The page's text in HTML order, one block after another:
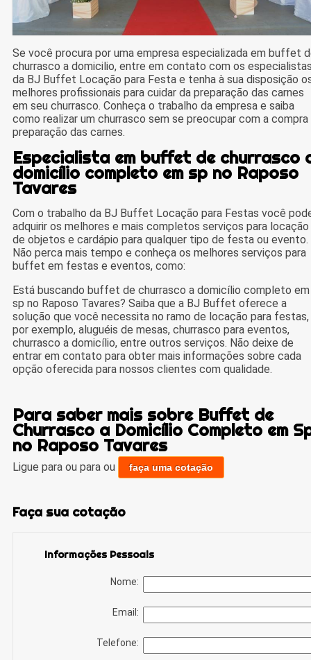
Se você procura por uma empresa especializada em buffet
churrasco a domicilio, entre em contato com os
da BJ Buffet Locação para Festa e tenha à sua disposição
melhores profissionais para cuidar da preparação das carnes
em seu churrasco. Conheça o trabalho da empresa e saiba
como realizar um churrasco sem se preocupar com a compra
preparação das carnes.
Especialista em buffet de churrasco
domicílio completo em sp no Raposo
Tavares
Com o trabalho da BJ Buffet Locação para Festas você
adquirir os melhores e mais completos serviços para locação
de objetos e cardápio para qualquer tipo de festa ou evento.
Não perca mais tempo e conheça os melhores serviços para
buffet em festas e eventos, como:
Está buscando buffet de churrasco a domicílio completo em
sp no Raposo Tavares? Saiba que a BJ Buffet oferece a
solução que você necessita no ramo de locação para festas,
por exemplo, aluguéis de mesas, churrasco para eventos,
churrasco a domicílio, entre outros serviços. Não deixe de
entrar em contato para obter mais informações sobre cada
opção oferecida para nossos clientes com qualidade.
Para saber mais sobre Buffet de
Churrasco a Domicílio Completo em
no Raposo Tavares
Ligue para ou para ou faça uma cotação
Faça sua cotação
Informações Pessoais
Nome:
Email:
Telefone: